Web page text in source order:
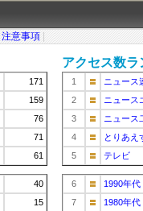
注意事項
171
159
76
71
61
40
15
アクセス数ラ
1 ニュース
2
ニュース
3
ニュース
4
とりあえ
5
テレビ
6 1990年代
7
1980年代